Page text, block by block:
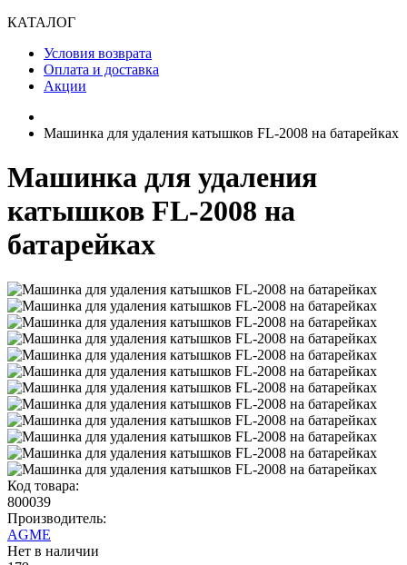
КАТАЛОГ
Условия возврата
Оплата и доставка
Акции
Машинка для удаления катышков FL-2008 на батарейках
Машинка для удаления
катышков FL-2008 на
батарейках
Код товара:
800039
Производитель:
AGME
Нет в наличии